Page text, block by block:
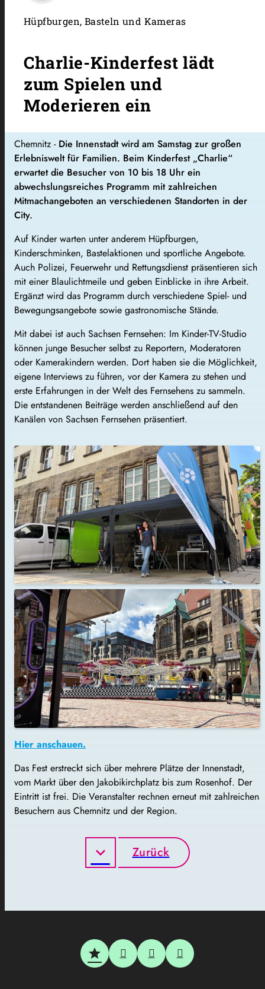
Hüpfburgen, Basteln und Kameras
Charlie-Kinderfest lädt
zum Spielen und
Moderieren ein
Chemnitz - Die Innenstadt wird am Samstag zur großen
Erlebniswelt für Familien. Beim Kinderfest „Charlie“
erwartet die Besucher von 10 bis 18 Uhr ein
abwechslungsreiches Programm mit zahlreichen
Mitmachangeboten an verschiedenen Standorten in der
City.
Auf Kinder warten unter anderem Hüpfburgen,
Kinderschminken, Bastelaktionen und sportliche Angebote.
Auch Polizei, Feuerwehr und Rettungsdienst präsentieren sich
mit einer Blaulichtmeile und geben Einblicke in ihre Arbeit.
Ergänzt wird das Programm durch verschiedene Spiel- und
Bewegungsangebote sowie gastronomische Stände.
Mit dabei ist auch Sachsen Fernsehen: Im Kinder-TV-Studio
können junge Besucher selbst zu Reportern, Moderatoren
oder Kamerakindern werden. Dort haben sie die Möglichkeit,
eigene Interviews zu führen, vor der Kamera zu stehen und
erste Erfahrungen in der Welt des Fernsehens zu sammeln.
Die entstandenen Beiträge werden anschließend auf den
Kanälen von Sachsen Fernsehen präsentiert.
Hier anschauen.
Das Fest erstreckt sich über mehrere Plätze der Innenstadt,
vom Markt über den Jakobikirchplatz bis zum Rosenhof. Der
Eintritt ist frei. Die Veranstalter rechnen erneut mit zahlreichen
Besuchern aus Chemnitz und der Region.
Zurück